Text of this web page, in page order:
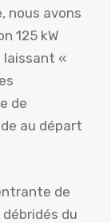
nous avons
125 kW
laissant «
de
au départ
de
débridés du